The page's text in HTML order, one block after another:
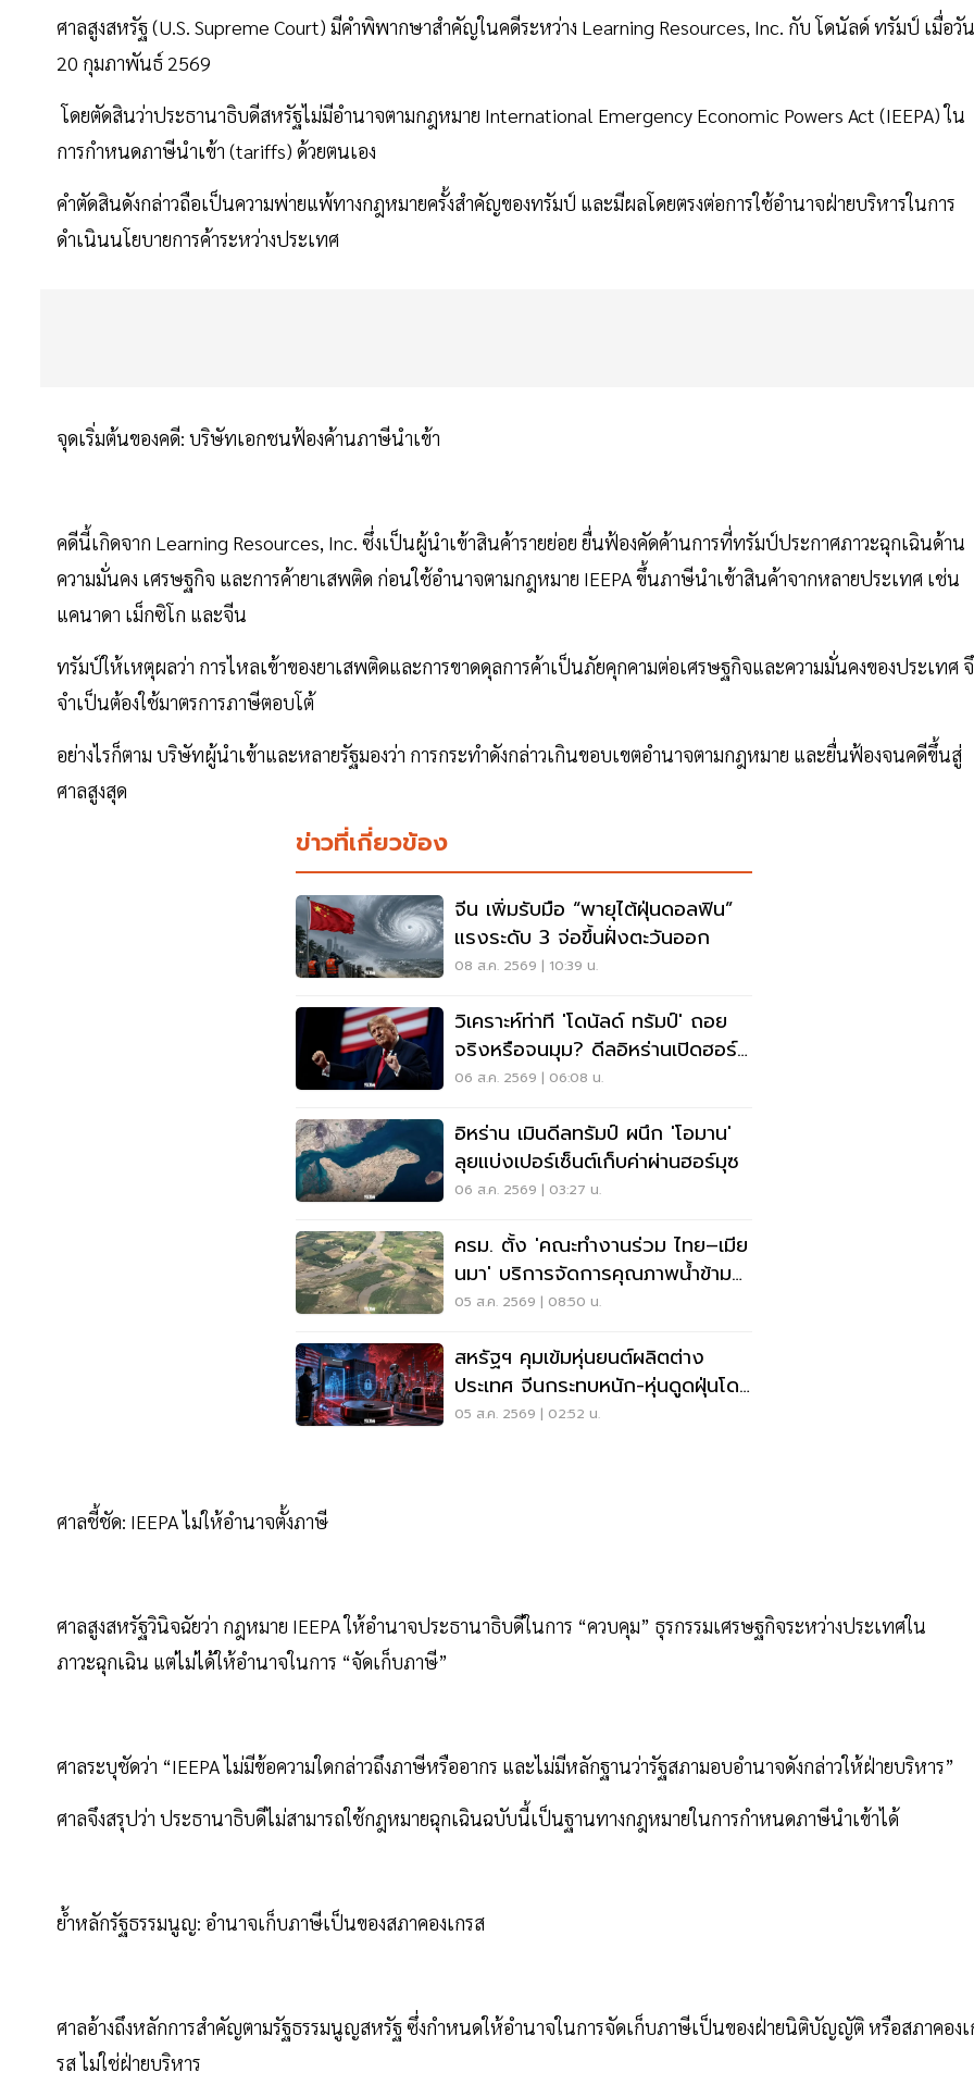
ศาลสูงสหรัฐ (U.S. Supreme Court) มีคำพิพากษาสำคัญในคดีระหว่าง Learning Resources, Inc. กับ โดนัลด์ ทรัมป์ เมื่อวั
20 กุมภาพันธ์ 2569
โดยตัดสินว่าประธานาธิบดีสหรัฐไม่มีอำนาจตามกฎหมาย International Emergency Economic Powers Act (IEEPA) ใน
การกำหนดภาษีนำเข้า (tariffs) ด้วยตนเอง
คำตัดสินดังกล่าวถือเป็นความพ่ายแพ้ทางกฎหมายครั้งสำคัญของทรัมป์ และมีผลโดยตรงต่อการใช้อำนาจฝ่ายบริหารในการ
ดำเนินนโยบายการค้าระหว่างประเทศ
จุดเริ่มต้นของคดี: บริษัทเอกชนฟ้องค้านภาษีนำเข้า
คดีนี้เกิดจาก Learning Resources, Inc. ซึ่งเป็นผู้นำเข้าสินค้ารายย่อย ยื่นฟ้องคัดค้านการที่ทรัมป์ประกาศภาวะฉุกเฉินด้าน
ความมั่นคง เศรษฐกิจ และการค้ายาเสพติด ก่อนใช้อำนาจตามกฎหมาย IEEPA ขึ้นภาษีนำเข้าสินค้าจากหลายประเทศ เช่น
แคนาดา เม็กซิโก และจีน
ทรัมป์ให้เหตุผลว่า การไหลเข้าของยาเสพติดและการขาดดุลการค้าเป็นภัยคุกคามต่อเศรษฐกิจและความมั่นคงของประเทศ
จำเป็นต้องใช้มาตรการภาษีตอบโต้
อย่างไรก็ตาม บริษัทผู้นำเข้าและหลายรัฐมองว่า การกระทำดังกล่าวเกินขอบเขตอำนาจตามกฎหมาย และยื่นฟ้องจนคดีขึ้นสู่
ศาลสูงสุด
ข่าวที่เกี่ยวข้อง
จีน เพิ่มรับมือ “พายุไต้ฝุ่นดอลฟิน”
แรงระดับ 3 จ่อขึ้นฝั่งตะวันออก
08 ส.ค. 2569 | 10:39 น.
วิเคราะห์ท่าที 'โดนัลด์ ทรัมป์' ถอย
จริงหรือจนมุม? ดีลอิหร่านเปิดฮอร์
มุซ
06 ส.ค. 2569 | 06:08 น.
อิหร่าน เมินดีลทรัมป์ ผนึก 'โอมาน'
ลุยแบ่งเปอร์เซ็นต์เก็บค่าผ่านฮอร์มุซ
06 ส.ค. 2569 | 03:27 น.
ครม. ตั้ง 'คณะทำงานร่วม ไทย–เมีย
นมา' บริการจัดการคุณภาพน้ำข้าม
แดน
05 ส.ค. 2569 | 08:50 น.
สหรัฐฯ คุมเข้มหุ่นยนต์ผลิตต่าง
ประเทศ จีนกระทบหนัก-หุ่นดูดฝุ่นโดน
ด้วย
05 ส.ค. 2569 | 02:52 น.
ศาลชี้ชัด: IEEPA ไม่ให้อำนาจตั้งภาษี
ศาลสูงสหรัฐวินิจฉัยว่า กฎหมาย IEEPA ให้อำนาจประธานาธิบดีในการ “ควบคุม” ธุรกรรมเศรษฐกิจระหว่างประเทศใน
ภาวะฉุกเฉิน แต่ไม่ได้ให้อำนาจในการ “จัดเก็บภาษี”
ศาลระบุชัดว่า “IEEPA ไม่มีข้อความใดกล่าวถึงภาษีหรืออากร และไม่มีหลักฐานว่ารัฐสภามอบอำนาจดังกล่าวให้ฝ่ายบริหาร”
ศาลจึงสรุปว่า ประธานาธิบดีไม่สามารถใช้กฎหมายฉุกเฉินฉบับนี้เป็นฐานทางกฎหมายในการกำหนดภาษีนำเข้าได้
ย้ำหลักรัฐธรรมนูญ: อำนาจเก็บภาษีเป็นของสภาคองเกรส
ศาลอ้างถึงหลักการสำคัญตามรัฐธรรมนูญสหรัฐ ซึ่งกำหนดให้อำนาจในการจัดเก็บภาษีเป็นของฝ่ายนิติบัญญัติ หรือสภาคอง
รส ไม่ใช่ฝ่ายบริหาร